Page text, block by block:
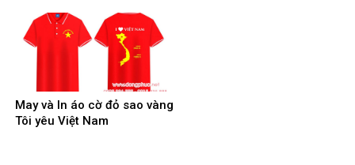
May và In áo cờ đỏ sao vàng
Tôi yêu Việt Nam